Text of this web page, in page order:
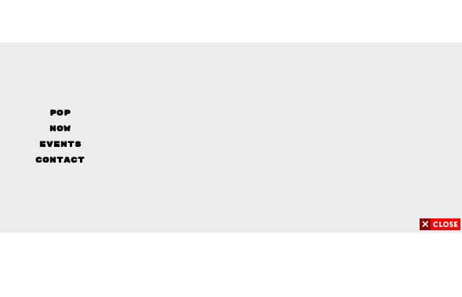
Pop
Now
Events
Contact